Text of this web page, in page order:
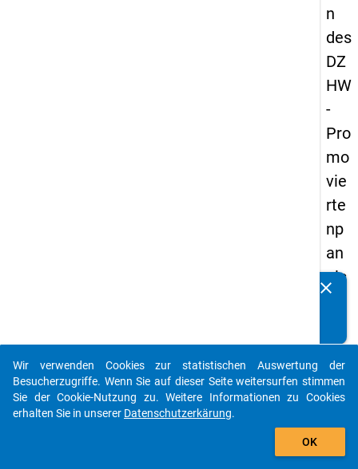
n
des
DZ
HW
-
Pro
mo
vie
rte
np
an
els
-
vie
rte
clear
auto_stories
add_shopping_cart
Wir verwenden Cookies zur statistischen Auswertung der
Besucherzugriffe. Wenn Sie auf dieser Seite weitersurfen stimmen
Sie der Cookie-Nutzung zu. Weitere Informationen zu Cookies
erhalten Sie in unserer Datenschutzerkärung.
OK